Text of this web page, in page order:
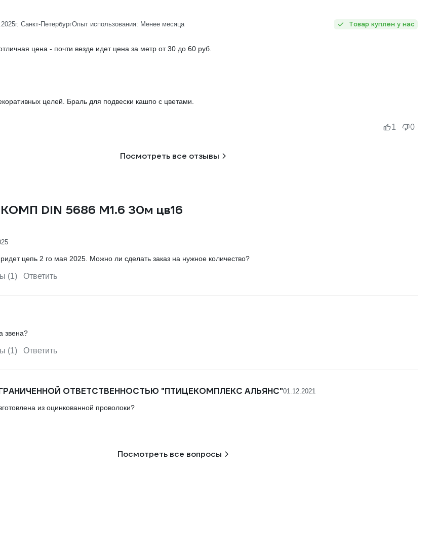
г. Санкт-ПетербургОпыт использования: Менее месяца Товар куплен у нас
цена - почти везде идет цена за метр от 30 до 60 руб.
целей. Браль для подвески кашпо с цветами.
1 0
Посмотреть все отзывы
DIN 5686 М1.6 30м цв16
цепь 2 го мая 2025. Можно ли сделать заказ на нужное количество?
(1) Ответить
звена?
(1) Ответить
ОТВЕТСТВЕННОСТЬЮ "ПТИЦЕКОМПЛЕКС АЛЬЯНС"01.12.2021
из оцинкованной проволоки?
Посмотреть все вопросы